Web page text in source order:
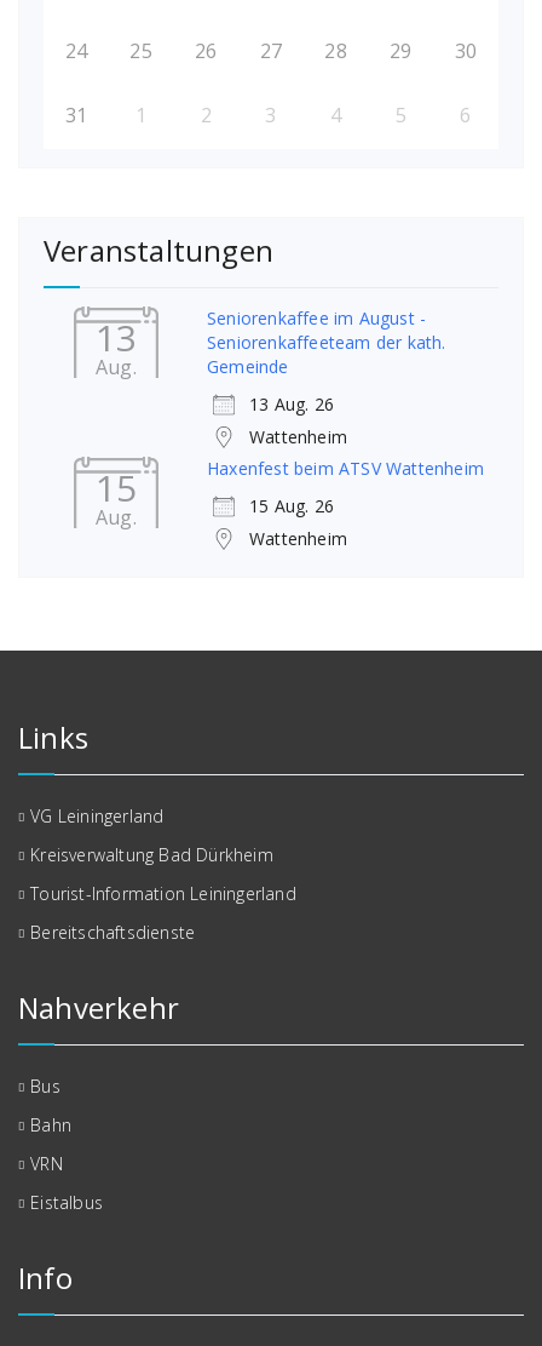
24 25 26 27 28 29 30
31 1 2 3 4 5 6
Veranstaltungen
13
Aug.
Seniorenkaffee im August -
Seniorenkaffeeteam der kath.
Gemeinde
13 Aug. 26
Wattenheim
15
Aug.
Haxenfest beim ATSV Wattenheim
15 Aug. 26
Wattenheim
Links
VG Leiningerland
Kreisverwaltung Bad Dürkheim
Tourist-Information Leiningerland
Bereitschaftsdienste
Nahverkehr
Bus
Bahn
VRN
Eistalbus
Info